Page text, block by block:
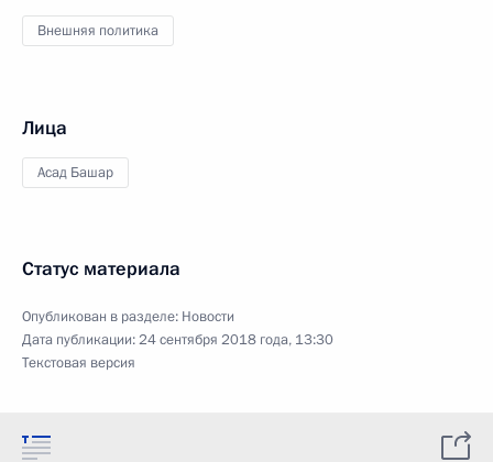
Внешняя политика
Лица
Асад Башар
Статус материала
Опубликован в разделе: Новости
Дата публикации:24 сентября 2018 года, 13:30
Текстовая версия